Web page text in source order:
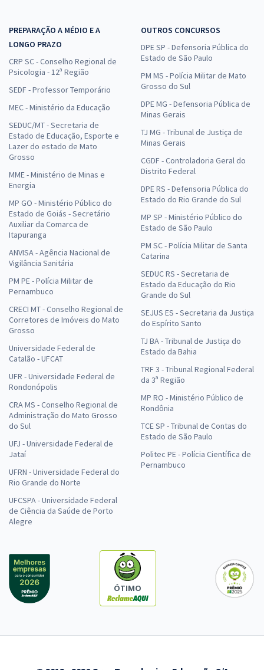
PREPARAÇÃO A MÉDIO E A
LONGO PRAZO
CRP SC - Conselho Regional de
Psicologia - 12ª Região
SEDF - Professor Temporário
MEC - Ministério da Educação
SEDUC/MT - Secretaria de
Estado de Educação, Esporte e
Lazer do estado de Mato
Grosso
MME - Ministério de Minas e
Energia
MP GO - Ministério Público do
Estado de Goiás - Secretário
Auxiliar da Comarca de
Itapuranga
ANVISA - Agência Nacional de
Vigilância Sanitária
PM PE - Polícia Militar de
Pernambuco
CRECI MT - Conselho Regional de
Corretores de Imóveis do Mato
Grosso
Universidade Federal de
Catalão - UFCAT
UFR - Universidade Federal de
Rondonópolis
CRA MS - Conselho Regional de
Administração do Mato Grosso
do Sul
UFJ - Universidade Federal de
Jataí
UFRN - Universidade Federal do
Rio Grande do Norte
UFCSPA - Universidade Federal
de Ciência da Saúde de Porto
Alegre
OUTROS CONCURSOS
DPE SP - Defensoria Pública do
Estado de São Paulo
PM MS - Polícia Militar de Mato
Grosso do Sul
DPE MG - Defensoria Pública de
Minas Gerais
TJ MG - Tribunal de Justiça de
Minas Gerais
CGDF - Controladoria Geral do
Distrito Federal
DPE RS - Defensoria Pública do
Estado do Rio Grande do Sul
MP SP - Ministério Público do
Estado de São Paulo
PM SC - Polícia Militar de Santa
Catarina
SEDUC RS - Secretaria de
Estado da Educação do Rio
Grande do Sul
SEJUS ES - Secretaria da Justiça
do Espírito Santo
TJ BA - Tribunal de Justiça do
Estado da Bahia
TRF 3 - Tribunal Regional Federal
da 3ª Região
MP RO - Ministério Público de
Rondônia
TCE SP - Tribunal de Contas do
Estado de São Paulo
Politec PE - Polícia Científica de
Pernambuco
ÓTIMO